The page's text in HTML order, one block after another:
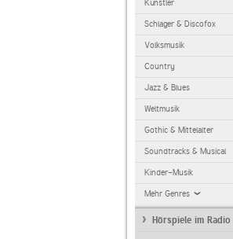
Künstler
Schlager & Discofox
Volksmusik
Country
Jazz & Blues
Weltmusik
Gothic & Mittelalter
Soundtracks & Musical
Kinder-Musik
Mehr Genres
Hörspiele im Radio